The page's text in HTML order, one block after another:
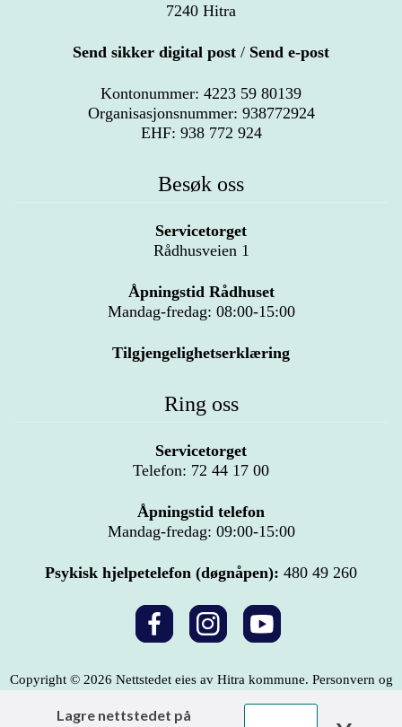
7240 Hitra
Send sikker digital post / Send e-post
Kontonummer: 4223 59 80139
Organisasjonsnummer: 938772924
EHF: 938 772 924
Besøk oss
Servicetorget
Rådhusveien 1
Åpningstid Rådhuset
Mandag-fredag: 08:00-15:00
Tilgjengelighetserklæring
Ring oss
Servicetorget
Telefon: 72 44 17 00
Åpningstid telefon
Mandag-fredag: 09:00-15:00
Psykisk hjelpetelefon (døgnåpen): 480 49 260
Copyright © 2026 Nettstedet eies av Hitra kommune. Personvern og
Lagre nettstedet på